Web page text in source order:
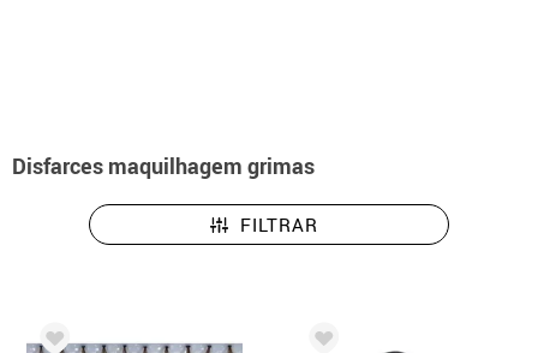
Disfarces maquilhagem grimas
FILTRAR